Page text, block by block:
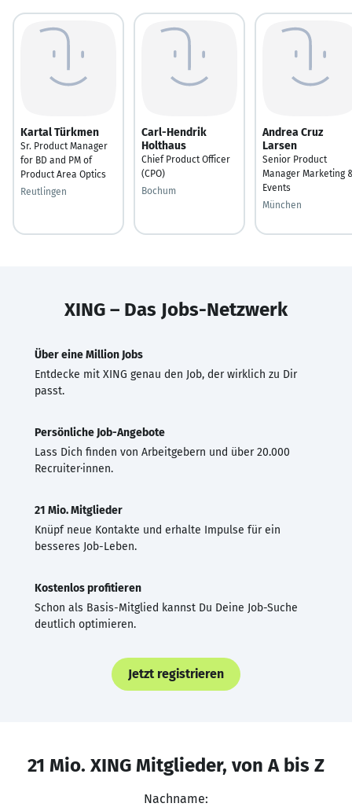
Kartal Türkmen
Sr. Product Manager
for BD and PM of
Product Area Optics
Reutlingen
Carl-Hendrik
Holthaus
Chief Product Officer
(CPO)
Bochum
Andrea Cruz
Larsen
Senior Product
Manager Marketing
Events
München
XING – Das Jobs-Netzwerk
Über eine Million Jobs
Entdecke mit XING genau den Job, der wirklich zu Dir
passt.
Persönliche Job-Angebote
Lass Dich finden von Arbeitgebern und über 20.000
Recruiter·innen.
21 Mio. Mitglieder
Knüpf neue Kontakte und erhalte Impulse für ein
besseres Job-Leben.
Kostenlos profitieren
Schon als Basis-Mitglied kannst Du Deine Job-Suche
deutlich optimieren.
Jetzt registrieren
21 Mio. XING Mitglieder, von A bis Z
Nachname: